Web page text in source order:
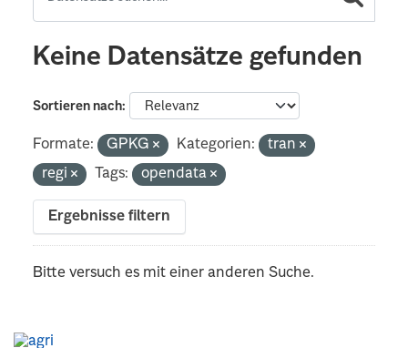
Keine Datensätze gefunden
Sortieren nach
Formate: GPKG Kategorien:
tran
regi
Tags: opendata
Ergebnisse filtern
Bitte versuch es mit einer anderen Suche.